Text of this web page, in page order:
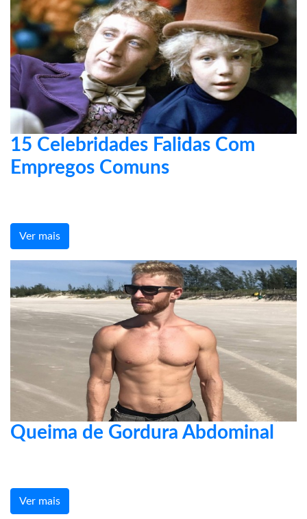
15 Celebridades Falidas Com
Empregos Comuns
Ver mais
Queima de Gordura Abdominal
Ver mais